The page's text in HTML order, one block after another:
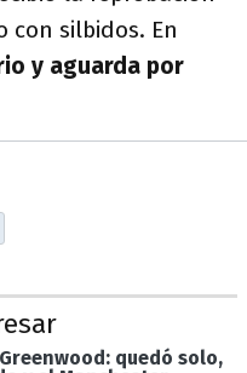
con silbidos. En
y aguarda por
quedó solo,